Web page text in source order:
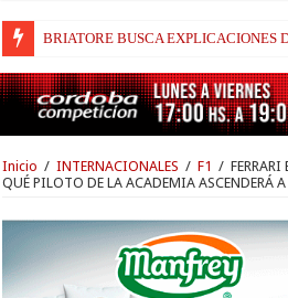
BRIATORE BUSCA EXPLICACIONES
Inicio / INTERNACIONALES / F1 /
QUÉ PILOTO DE LA ACADEMIA ASCENDERÁ A